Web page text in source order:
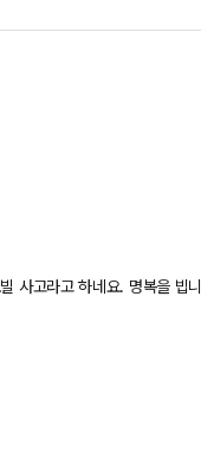
사고라고 하네요. 명복을 빕